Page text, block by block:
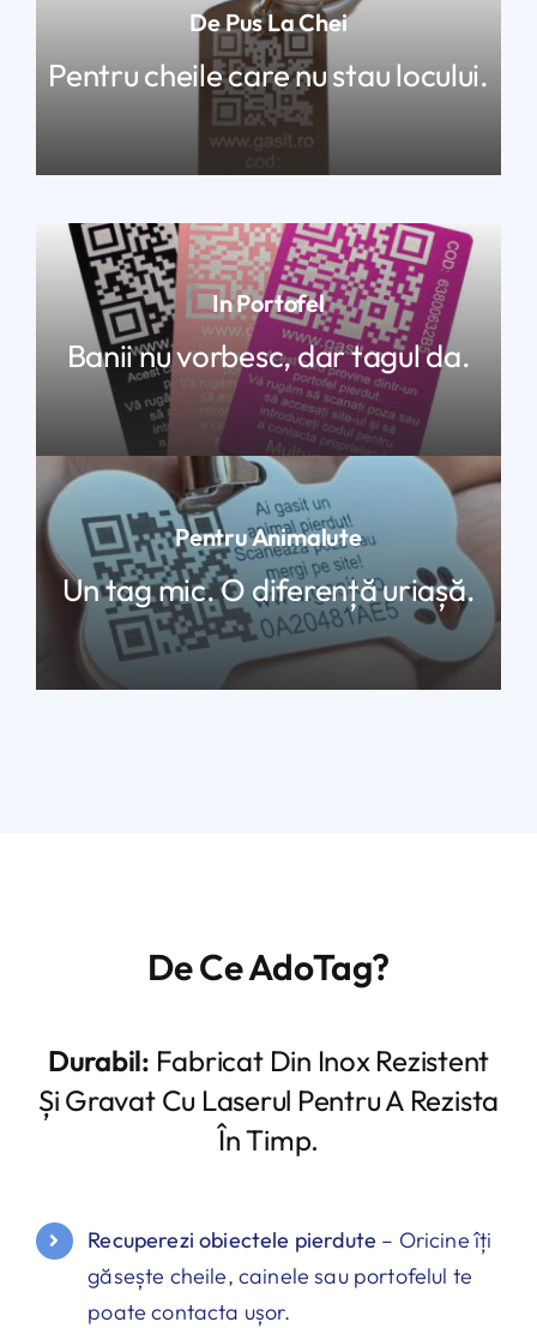
De Pus La Chei
Pentru cheile care nu stau locului.
In Portofel
Banii nu vorbesc, dar tagul da.
Pentru Animalute
Un tag mic. O diferență uriașă.
De Ce AdoTag?
Durabil: Fabricat Din Inox Rezistent
Și Gravat Cu Laserul Pentru A Rezista
În Timp.
Recuperezi obiectele pierdute – Oricine îți
găsește cheile, cainele sau portofelul te
poate contacta ușor.